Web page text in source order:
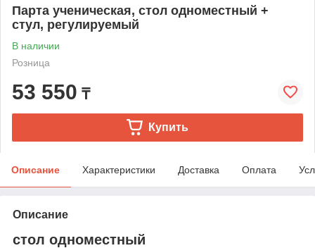
Парта ученическая, стол одноместный +
стул, регулируемый
В наличии
Розница
53 550 ₸
Купить
Описание Характеристики Доставка Оплата
Описание
стол одноместный